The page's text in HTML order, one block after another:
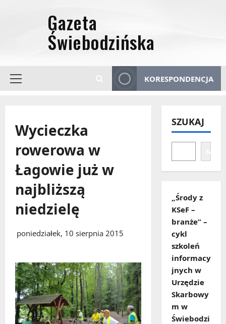
Menu
KORESPONDENCJA
Wycieczka
rowerowa w
Łagowie już w
najbliższą
niedzielę
poniedziałek, 10 sierpnia 2015
SZUKAJ
„Środy z
KSeF –
branże” –
cykl
szkoleń
informacy
jnych w
Urzędzie
Skarbowy
m w
Świebodzi